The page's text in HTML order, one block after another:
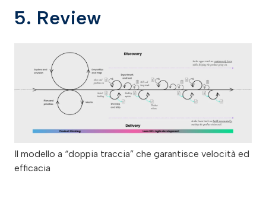
5. Review
Il modello a “doppia traccia” che garantisce velocità ed
efficacia